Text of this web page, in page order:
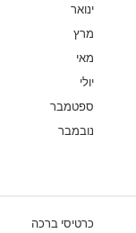
ינואר
מרץ
מאי
יולי
ספטמבר
נובמבר
כרטיסי ברכה